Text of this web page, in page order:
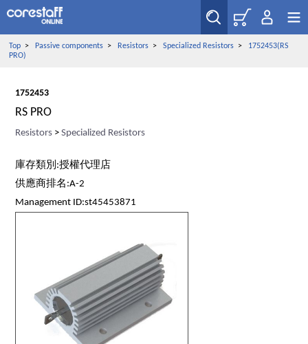
Top> Passive components> Resistors> Specialized Resistors>
1752453(RS
PRO)
1752453
RS PRO
Resistors >Specialized Resistors
庫存類別:授權代理店
供應商排名:A-2
Management ID:st45453871